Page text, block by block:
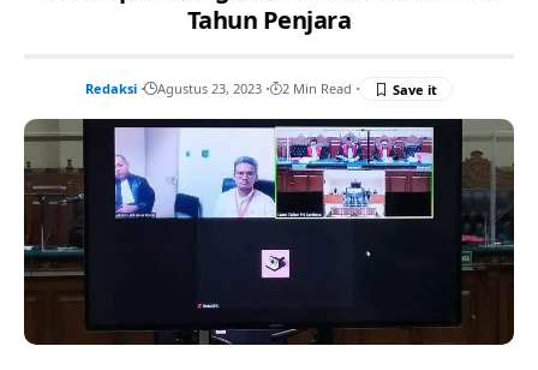
Tahun Penjara
Redaksi Agustus 23, 2023 2 Min Read